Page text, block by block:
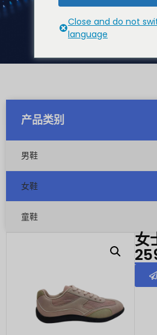
产品类别
男鞋
女鞋
童鞋
女
Close and do not
language